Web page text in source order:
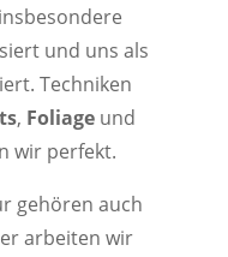
und uns als
Techniken
, Foliage und
wir perfekt.
gehören auch
arbeiten wir